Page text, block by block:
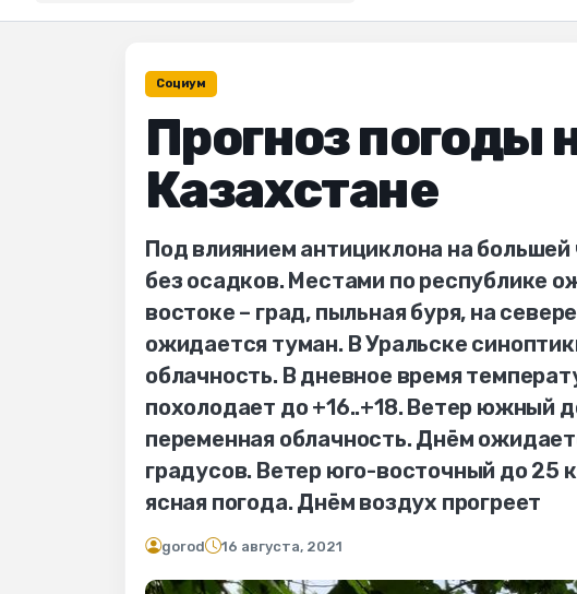
Социум
Прогноз погоды
Казахстане
Под влиянием антициклона на
без осадков. Местами по республике
востоке – град, пыльная буря, на
ожидается туман. В Уральске
облачность. В дневное время
похолодает до +16..+18. Ветер южный
переменная облачность. Днём
градусов. Ветер юго-восточный до 25
ясная погода. Днём воздух прогреет
gorod 16 августа, 2021